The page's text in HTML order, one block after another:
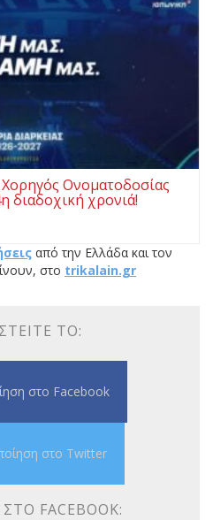
Ονοματοδοσίας
διαδοχική χρονιά!
από την Ελλάδα και τον
στο trikalain.gr
ΤΟ:
στο Facebook
στο Twitter
FACEBOOK: